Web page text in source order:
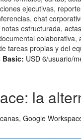
ejecutivas,
chat
estructurada,
tareas propias y del
Basic: USD 6/usuario/
la
Google